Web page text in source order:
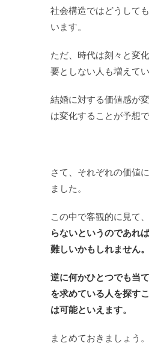
社会構造ではどうして
います。
ただ、時代は刻々と変
要としない人も増えてい
結婚に対する価値感が
は変化することが予想で
さて、それぞれの価値
ました。
この中で客観的に見て、
らないというのであれ
難しいかもしれません。
逆に何かひとつでも当
を求めている人を探す
は可能といえます。
まとめておきましょう。